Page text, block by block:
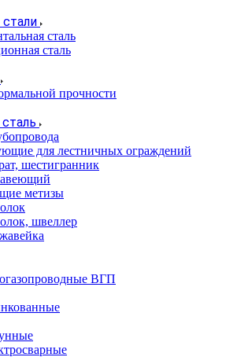
сталь
сталь
прочности
для лестничных ограждений
шестигранник
метизы
швеллер
ВГП